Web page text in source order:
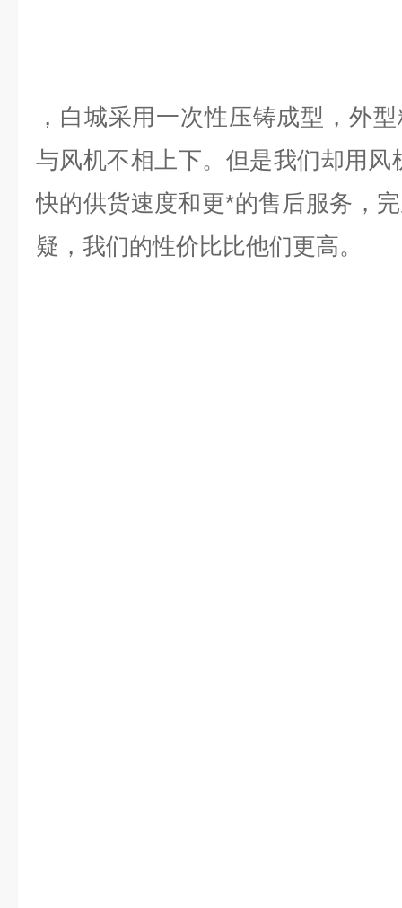
，白城采用一次性压铸成型，外
与风机不相上下。但是我们却用风
快的供货速度和更*的售后服务，
疑，我们的性价比比他们更高。